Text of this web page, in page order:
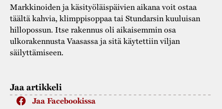
Projektit
Jaa artikkeli
Jaa Facebookissa
Markkinoiden ja käsityöläispäivien aikana voit ostaa
täältä kahvia, klimppisoppaa tai Stundarsin kuuluisan
hillopossun. Itse rakennus oli aikaisemmin osa
ulkorakennusta Vaasassa ja sitä käytettiin viljan
säilyttämiseen.